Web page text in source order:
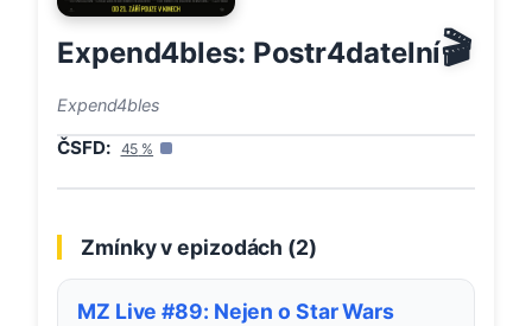
Expend4bles: Postr4datelní🎬
Expend4bles
ČSFD: 45 %
Zmínky v epizodách (2)
MZ Live #89: Nejen o Star Wars